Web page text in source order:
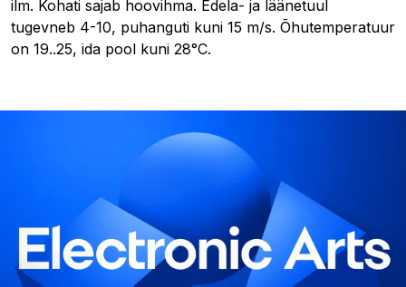
ilm. Kohati sajab hoovihma. Edela- ja läänetuul
tugevneb 4-10, puhanguti kuni 15 m/s. Õhutemperatuur
on 19..25, ida pool kuni 28°C.